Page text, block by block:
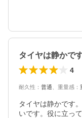
4
耐久性 ： 普通 重量感 ：
タイヤは静かです
いです。役に立っ